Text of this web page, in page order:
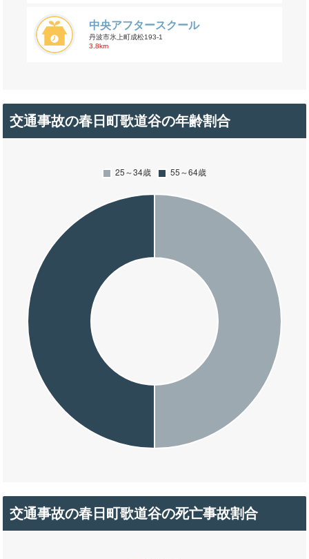
中央アフタースクール
丹波市氷上町成松193-1
3.8km
交通事故の春日町歌道谷の年齢割合
交通事故の春日町歌道谷の死亡事故割合